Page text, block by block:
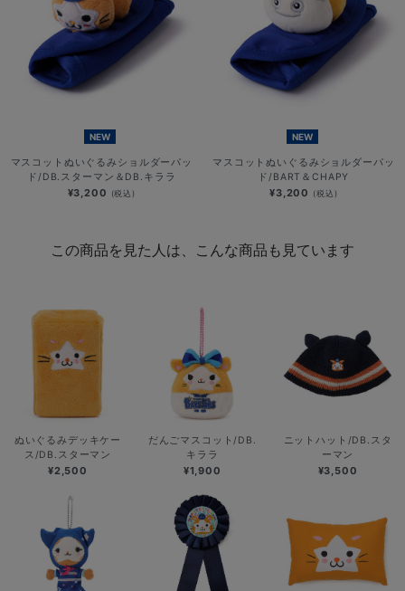
NEW
マスコットぬいぐるみショルダーパッ
ド/DB.スターマン＆DB.キララ
¥3,200 (税込)
NEW
マスコットぬいぐるみショルダーパッ
ド/BART＆CHAPY
¥3,200 (税込)
この商品を見た人は、こんな商品も見ています
ぬいぐるみデッキケー
ス/DB.スターマン
¥2,500
だんごマスコット/DB.
キララ
¥1,900
ニットハット/DB.スタ
ーマン
¥3,500